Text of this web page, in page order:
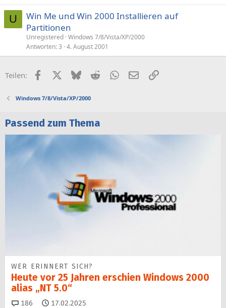
U
Win Me und Win 2000 Installieren auf
Partitionen
Unregistered Windows 7/8/Vista/XP/2000
Antworten 3 4. August 2001
Teilen: FacebookX (Twitter)
BlueskyRedditWhatsApp
E-MailLink
Windows 7/8/Vista/XP/2000
Passend zum Thema
WER ERINNERT SICH?
Heute vor 25 Jahren erschien Windows 2000
alias „NT 5.0“
186 Kommentare
17.02.2025